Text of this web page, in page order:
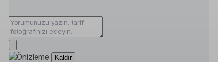
Kaldır